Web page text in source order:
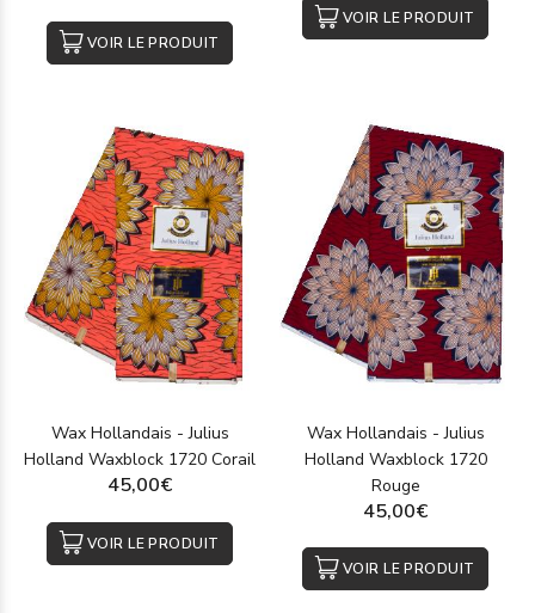
VOIR LE PRODUIT
VOIR LE PRODUIT
Wax Hollandais - Julius
Holland Waxblock 1720 Corail
45,00€
VOIR LE PRODUIT
Wax Hollandais - Julius
Holland Waxblock 1720
Rouge
45,00€
VOIR LE PRODUIT